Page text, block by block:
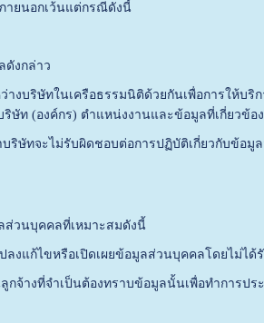
นอกเว้นแต่กรณีดังนี้
งกล่าว
ในเครือธรรมนิติด้วยกันเพื่อการให้บริกา
ท (องค์กร) ตำแหน่งงานและข้อมูลที่เกี่ยวข้อ
ไม่รับผิดชอบต่อการปฏิบัติเกี่ยวกับข้อมูลส่
นบุคคลที่เหมาะสมดังนี้
ไขหรือเปิดเผยข้อมูลส่วนบุคคลโดยไม่ได้
ำเป็นต้องทราบข้อมูลนั้นเพื่อทำการประ